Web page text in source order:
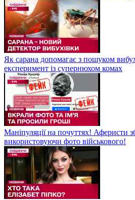
Як сарана допомагає з пошуком
експеримент із супернюхом комах
Маніпуляції на почуттях! Аферисти
використовуючи фото військового!